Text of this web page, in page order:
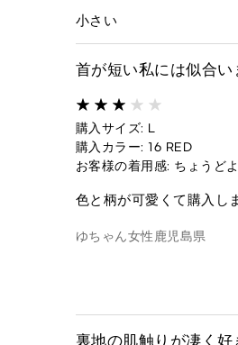
小さい
首が短い私には似合い
購入サイズ: L
購入カラー: 16 RED
お客様の着用感: ちょうど
色と柄が可愛くて購入し
ゆちゃん女性鹿児島県
裏地の肌触りが凄く好